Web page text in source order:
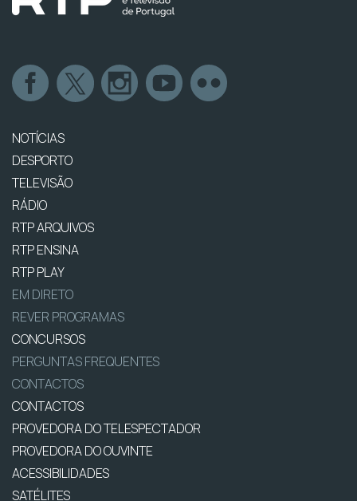
NOTÍCIAS
DESPORTO
TELEVISÃO
RÁDIO
RTP ARQUIVOS
RTP ENSINA
RTP PLAY
EM DIRETO
REVER PROGRAMAS
CONCURSOS
PERGUNTAS FREQUENTES
CONTACTOS
CONTACTOS
PROVEDORA DO TELESPECTADOR
PROVEDORA DO OUVINTE
ACESSIBILIDADES
SATÉLITES